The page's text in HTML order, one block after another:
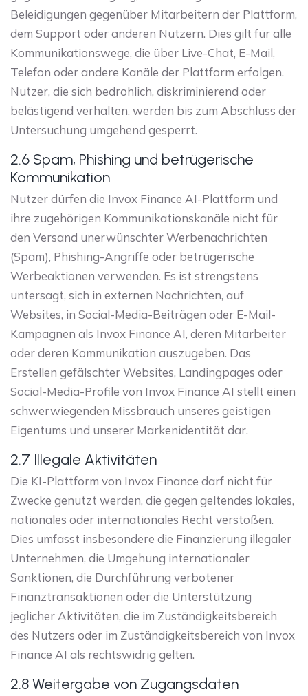
Beleidigungen gegenüber Mitarbeitern der Plattform,
dem Support oder anderen Nutzern. Dies gilt für alle
Kommunikationswege, die über Live-Chat, E-Mail,
Telefon oder andere Kanäle der Plattform erfolgen.
Nutzer, die sich bedrohlich, diskriminierend oder
belästigend verhalten, werden bis zum Abschluss der
Untersuchung umgehend gesperrt.
2.6 Spam, Phishing und betrügerische
Kommunikation
Nutzer dürfen die Invox Finance AI-Plattform und
ihre zugehörigen Kommunikationskanäle nicht für
den Versand unerwünschter Werbenachrichten
(Spam), Phishing-Angriffe oder betrügerische
Werbeaktionen verwenden. Es ist strengstens
untersagt, sich in externen Nachrichten, auf
Websites, in Social-Media-Beiträgen oder E-Mail-
Kampagnen als Invox Finance AI, deren Mitarbeiter
oder deren Kommunikation auszugeben. Das
Erstellen gefälschter Websites, Landingpages oder
Social-Media-Profile von Invox Finance AI stellt einen
schwerwiegenden Missbrauch unseres geistigen
Eigentums und unserer Markenidentität dar.
2.7 Illegale Aktivitäten
Die KI-Plattform von Invox Finance darf nicht für
Zwecke genutzt werden, die gegen geltendes lokales,
nationales oder internationales Recht verstoßen.
Dies umfasst insbesondere die Finanzierung illegaler
Unternehmen, die Umgehung internationaler
Sanktionen, die Durchführung verbotener
Finanztransaktionen oder die Unterstützung
jeglicher Aktivitäten, die im Zuständigkeitsbereich
des Nutzers oder im Zuständigkeitsbereich von Invox
Finance AI als rechtswidrig gelten.
2.8 Weitergabe von Zugangsdaten